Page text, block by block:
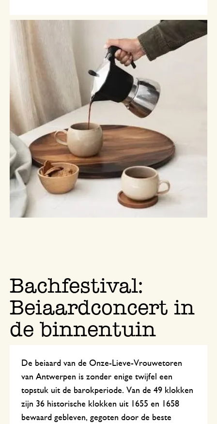
Bachfestival:
Beiaardconcert in
de binnentuin
De beiaard van de Onze-Lieve-Vrouwetoren
van Antwerpen is zonder enige twijfel een
topstuk uit de barokperiode. Van de 49 klokken
zijn 36 historische klokken uit 1655 en 1658
bewaard gebleven, gegoten door de beste